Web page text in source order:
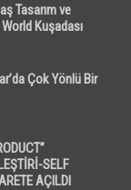
Tasarım ve
Kuşadası
Çok Yönlü Bir
SELF
AÇILDI